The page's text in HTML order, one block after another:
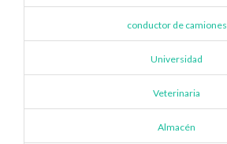
conductor de camiones
Universidad
Veterinaria
Almacén